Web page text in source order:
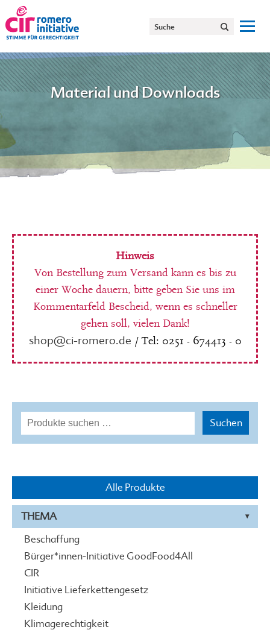
Material und Downloads
Hinweis
Von Bestellung zum Versand kann es bis zu
einer Woche dauern, bitte geben Sie uns im
Kommentarfeld Bescheid, wenn es schneller
gehen soll, vielen Dank!
shop@ci-romero.de / Tel: 0251 - 674413 - 0
Suchen
nach:
Suchen
Alle Produkte
THEMA
Beschaffung
Bürger*innen-Initiative GoodFood4All
CIR
Initiative Lieferkettengesetz
Kleidung
Klimagerechtigkeit